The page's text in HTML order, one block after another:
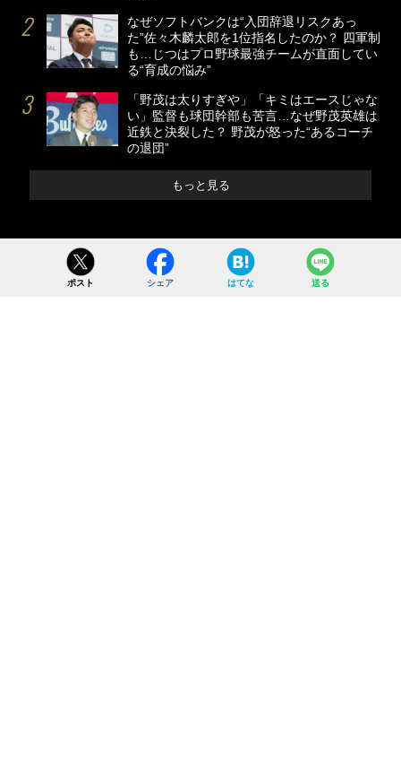
なぜソフトバンクは“入団辞退リスクあっ
た”佐々木麟太郎を1位指名したのか？ 四軍制
も…じつはプロ野球最強チームが直面してい
る“育成の悩み”
「野茂は太りすぎや」「キミはエースじゃな
い」監督も球団幹部も苦言…なぜ野茂英雄は
近鉄と決裂した？ 野茂が怒った“あるコーチ
の退団”
もっと見る
ポスト シェア はてな 送る